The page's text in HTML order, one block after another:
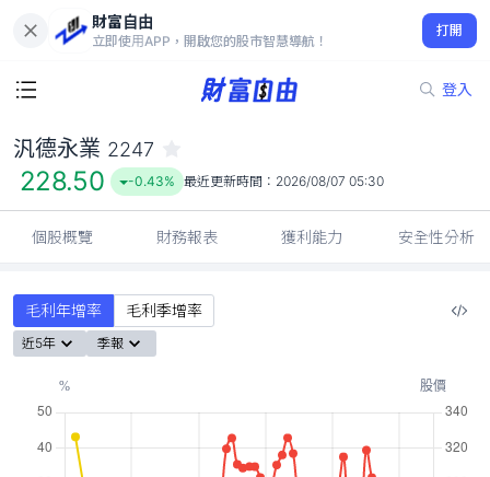
財富自由
立即使用APP，開啟您的股市智慧導航！
打開
登入
228.50
-0.43%
汎德永業 2247
228.50 -0.43% 最近更新時間： 2026/08/07 05:30
個股概覽 財務報表 獲利能力 安全性分析
毛利年增率 毛利季增率
近5年 季報